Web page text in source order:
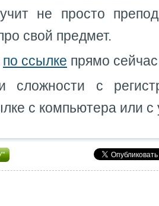
не просто
свой предмет.
по ссылке прямо
сложности с
с компьютера или с